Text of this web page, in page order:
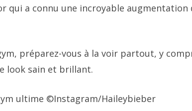
qui a connu une incroyable augmentation
préparez-vous à la voir partout, y
look sain et brillant.
ultime ©Instagram/Haileybieber